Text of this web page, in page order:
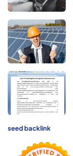
seed backlink